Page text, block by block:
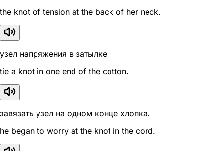
the knot of tension at the back of her neck.
узел напряжения в затылке
tie a knot in one end of the cotton.
завязать узел на одном конце хлопка.
he began to worry at the knot in the cord.